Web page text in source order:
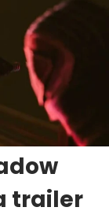
trailer